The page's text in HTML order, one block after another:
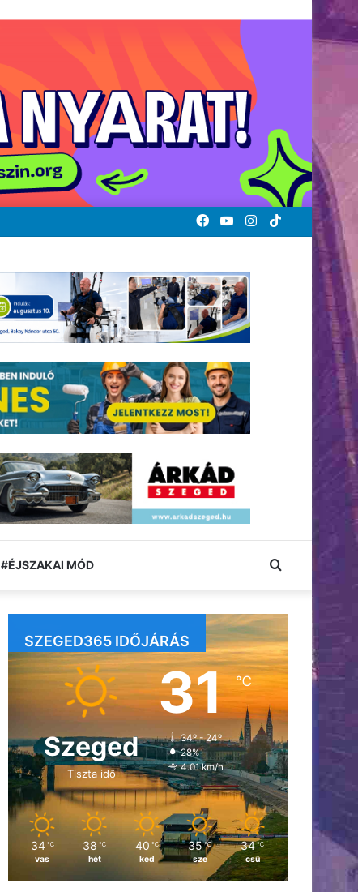
TikTok
Instagram
YouTube
Facebook
#ÉJSZAKAI MÓD Keresés:
SZEGED365 IDŐJÁRÁS
Szeged
Tiszta idő
31℃
34º - 24º
28%
4.01 km/h
34 ℃
vas
38 ℃
hét
40 ℃
ked
35 ℃
sze
34 ℃
csü